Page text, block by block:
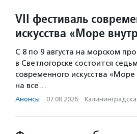
VII фестиваль
искусства «Море
С 8 по 9 августа на морском
в Светлогорске состоится
современного искусства «Море
на все…
Анонсы · 07.08.2026 ·